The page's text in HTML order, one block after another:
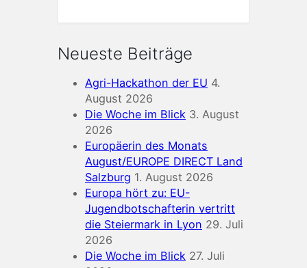
Neueste Beiträge
Agri-Hackathon der EU 4.
August 2026
Die Woche im Blick 3. August
2026
Europäerin des Monats
August/EUROPE DIRECT Land
Salzburg 1. August 2026
Europa hört zu: EU-
Jugendbotschafterin vertritt
die Steiermark in Lyon 29. Juli
2026
Die Woche im Blick 27. Juli